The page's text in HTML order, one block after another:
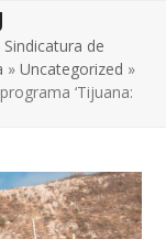
Sindicatura de
»Uncategorized »
‘Tijuana: